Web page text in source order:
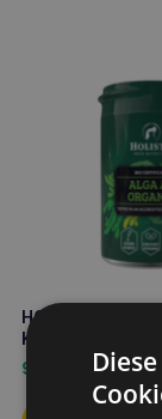
HOLISTA Alga für
Katzen 250g Bio
9,50